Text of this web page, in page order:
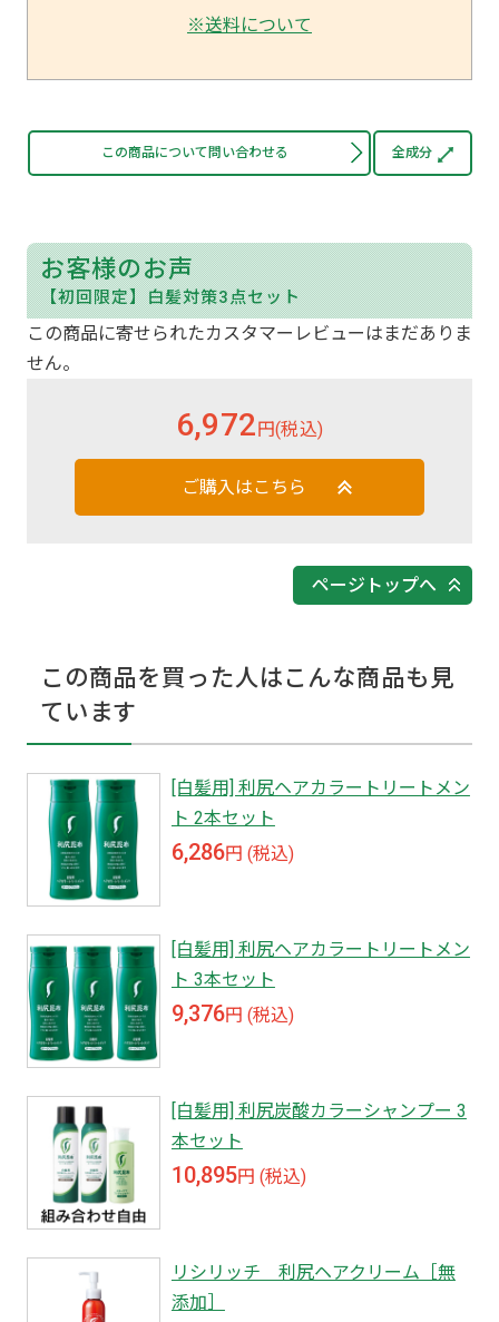
※送料について
この商品について問い合わせる 全成分
お客様のお声
【初回限定】白髪対策3点セット
この商品に寄せられたカスタマーレビューはまだありま
せん。
6,972 円(税込)
ご購入はこちら
ページトップへ
この商品を買った人はこんな商品も見
ています
[白髪用] 利尻ヘアカラートリートメン
ト 2本セット
6,286円 (税込)
[白髪用] 利尻ヘアカラートリートメン
ト 3本セット
9,376円 (税込)
[白髪用] 利尻炭酸カラーシャンプー 3
本セット
10,895円 (税込)
リシリッチ 利尻ヘアクリーム［無
添加］